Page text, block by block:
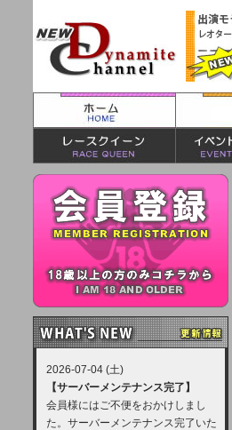
2026-07-04 (土)
【サーバーメンテナンス完了】
会員様にはご不便をおかけしまし
た。サーバーメンテナンス完了いた